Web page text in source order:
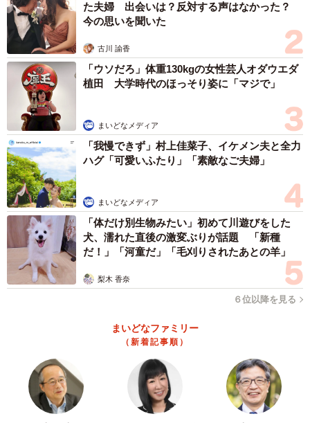
コスモスクエア駅前で時間別に並んでバスを待つ
平日午前中に、コスモスクエア駅から、万博西ゲート行き
のバスに乗車。前もって、コスモスクエア発10時0分の便を
予約しました。コスモスクエア駅出入口からバスターミナ
ルまでの通路では、発車時間別にレーンがつくられ、私も
しばらく並ぶことに。
3/4
10時前にバスに乗り込んだ
た夫婦 出会いは？反対する声はなかった？
今の思いを聞いた
古川 諭香
「ウソだろ」体重130kgの女性芸人オダウエダ
植田 大学時代のほっそり姿に「マジで」
まいどなメディア
「我慢できず」村上佳菜子、イケメン夫と全力
ハグ「可愛いふたり」「素敵なご夫婦」
まいどなメディア
「体だけ別生物みたい」初めて川遊びをした
犬、濡れた直後の激変ぶりが話題 「新種
だ！」「河童だ」「毛刈りされたあとの羊」
梨木 香奈
６位以降を見る
まいどなファミリー
（新着記事順）